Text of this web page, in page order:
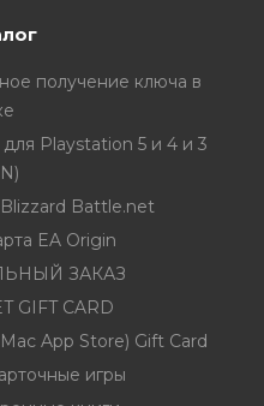
получение ключа в
Playstation 5 и 4 и 3
Battle.net
EA Origin
ЗАКАЗ
GIFT CARD
App Store) Gift Card
игры